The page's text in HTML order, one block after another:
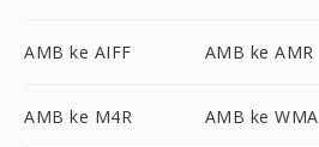
AMB ke AIFF AMB ke AMR
AMB ke M4R AMB ke WMA